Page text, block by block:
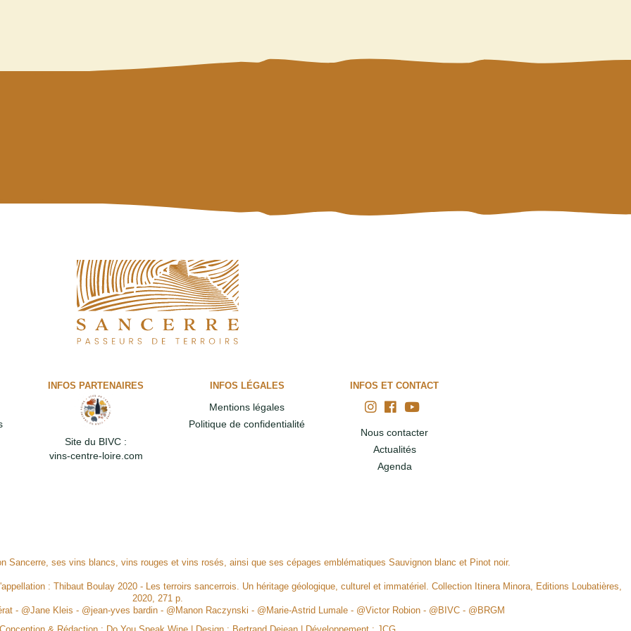
INFOS PARTENAIRES
Site du BIVC :
vins-centre-loire.com
INFOS LÉGALES
Mentions légales
Politique de confidentialité
INFOS ET CONTACT
Nous contacter
Actualités
Agenda
Sancerre, ses vins blancs, vins rouges et vins rosés, ainsi que ses cépages emblématiques Sauvignon blanc et Pinot noir.
: Thibaut Boulay 2020 - Les terroirs sancerrois. Un héritage géologique, culturel et immatériel. Collection Itinera Minora, Editions Loubatières,
2020, 271 p.
- @Jane Kleis - @jean-yves bardin - @Manon Raczynski - @Marie-Astrid Lumale - @Victor Robion - @BIVC - @BRGM